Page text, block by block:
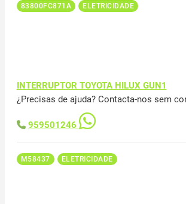
83800FC871A ELETRICIDADE
INTERRUPTOR TOYOTA HILUX GUN1
¿Precisas de ajuda? Contacta-nos sem
959501246
M58437 ELETRICIDADE